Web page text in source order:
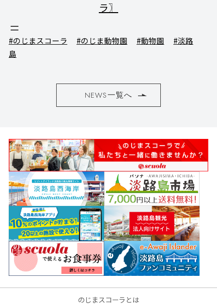
ラ〗
#のじまスコーラ #のじま動物園 #動物園
#淡路
島
NEWS一覧へ
のじまスコーラとは